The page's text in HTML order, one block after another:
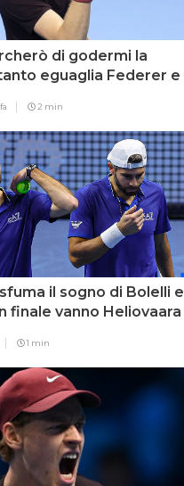
di godermi la
eguaglia Federer e
2 min
il sogno di Bolelli e
finale vanno Heliovaara
1 min